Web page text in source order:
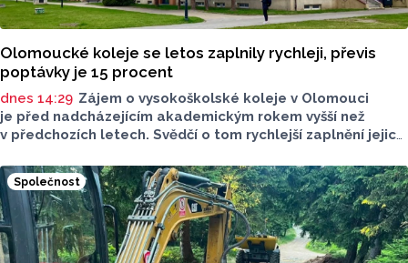
Olomoucké koleje se letos zaplnily rychleji, převis
poptávky je 15 procent
dnes 14:29 Zájem o vysokoškolské koleje v Olomouci
je před nadcházejícím akademickým rokem vyšší než
v předchozích letech. Svědčí o tom rychlejší zaplnění jejich
ČTK mluvčí Univerzity Palackého (UP) v Olomouci Egon
Havrlant. Celková kapacita lůžek na kolejích je letos
zhruba 4300, o dalších přibližně 500 míst se tento počet
navýší příští rok po přestavbě bloku kolejí J. L. Fischera,
doplnil mluvčí.
Společnost